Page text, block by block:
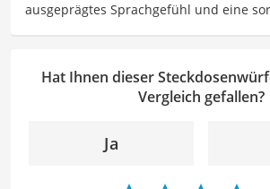
ausgeprägtes Sprachgefühl und eine
kann ich dazu beitragen, Texte
strukturiert und sprachlich einwandfrei
Kohärenz, logische Schlüssigkeit und
meinem Hintergrund im Bereich Sport
Hat Ihnen dieser
Vergleich gefallen?
Ja